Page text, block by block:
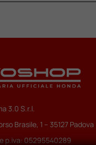
3.0 S.r.l.
Brasile, 1 – 35127 Padova
p.iva: 05295540289